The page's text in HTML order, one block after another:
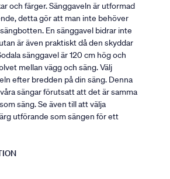
och färger. Sänggaveln är utformad
detta gör att man inte behöver
En sänggavel bidrar inte
är även praktiskt då den skyddar
sänggavel är 120 cm hög och
mellan vägg och säng. Välj
efter bredden på din säng. Denna
sängar förutsatt att det är samma
säng. Se även till att välja
utförande som sängen för ett